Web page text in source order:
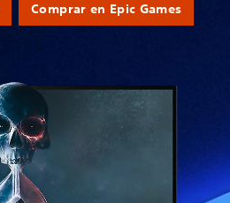
Comprar en Epic Games